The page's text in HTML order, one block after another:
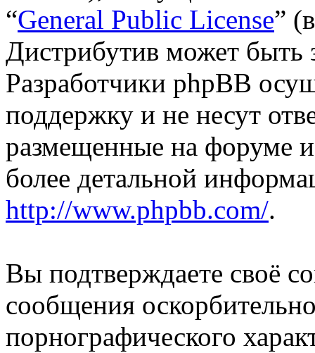
“General Public License”
Дистрибутив может быть
Разработчики phpBB
поддержку и не несут
размещенные на форуме
более детальной
http://www.phpbb.com/.
Вы подтверждаете своё
сообщения
порнографического